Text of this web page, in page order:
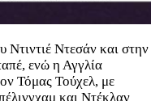
Ντιντιέ Ντεσάν και στην
ενώ η Αγγλία
Τόμας Τούχελ, με
και Ντέκλαν